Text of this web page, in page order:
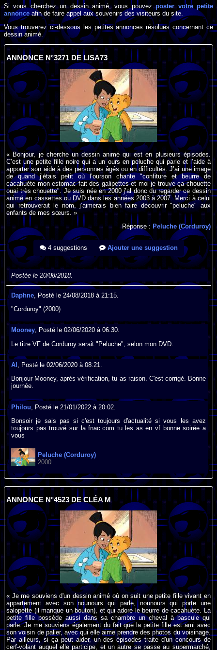
Si vous cherchez un dessin animé, vous pouvezposter votre petite
annonce afin de faire appel aux souvenirs des visiteurs du site.
Vous trouverez ci-dessous les petites annonces résolues concernant ce
dessin animé.
ANNONCE N°3271 DE LISA73
« Bonjour, je cherche un dessin animé qui est en plusieurs épisodes.
C’est une petite fille noire qui a un ours en peluche qui parle et l’aide à
apporter son aide à des personnes âgés ou en difficultés. J’ai une image
de quand j’étais petit où l’ourson chante "confiture et beurre de
cacahuète mon estomac fait des galipettes et moi je trouve ça chouette
ouai très chouette". Je suis née en 2000 j’al donc du regarder ce dessin
animé en cassettes ou DVD dans les années 2003 à 2007. Merci à celui
qui retrouverait le nom, j’aimerais bien faire découvrir "peluche" aux
enfants de mes sœurs. »
Réponse : Peluche (Corduroy)
4 suggestions Ajouter une suggestion
Postée le 20/08/2018.
Daphne , Posté le 24/08/2018 à 21:15.
"Corduroy" (2000)
Mooney, Posté le 02/06/2020 à 06:30.
Le titre VF de Corduroy serait "Peluche", selon mon DVD.
Al
, Posté le 02/06/2020 à 08:21.
Bonjour Mooney, après vérification, tu as raison. C'est corrigé. Bonne
journée.
Philou , Posté le 21/01/2022 à 20:02.
Bonsoir je sais pas si c'est toujours d'actualité si vous les avez
toujours pas trouvé sur la fnac.com tu les as en vf bonne soirée a
vous
Peluche (Corduroy)
2000
ANNONCE N°4523 DE CLÉA M
« Je me souviens d'un dessin animé où on suit une petite fille vivant en
appartement avec son nounours qui parle, nounours qui porte une
salopette (il manque un bouton), et qui adore le beurre de cacahuète. La
petite fille possède aussi dans sa chambre un cheval à bascule qui
parle. Je me souviens également du fait que la petite fille est ami avec
son voisin de palier, avec qui elle aime prendre des photos du voisinage.
Par ailleurs, si ça peut aider, un des épisodes traite d'un concours de
cerf-volant auquel elle participe, et un autre se passe au supermarché,